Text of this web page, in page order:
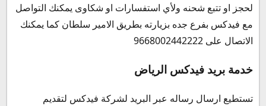
لحجز او تتبع شحنه ولأي استفسارات او شكاوى يمكنك التواصل
مع فيدكس بفرع جده بزيارته بطريق الامير سلطان كما يمكنك
الاتصال على 9668002442222
خدمة بريد فيدكس الرياض
تستطيع ارسال رساله عبر البريد لشركة فيدكس لتقديم